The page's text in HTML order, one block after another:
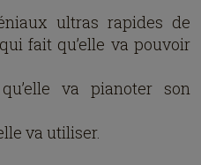
ultras rapides de
fait qu’elle va pouvoir
va pianoter son
va utiliser.